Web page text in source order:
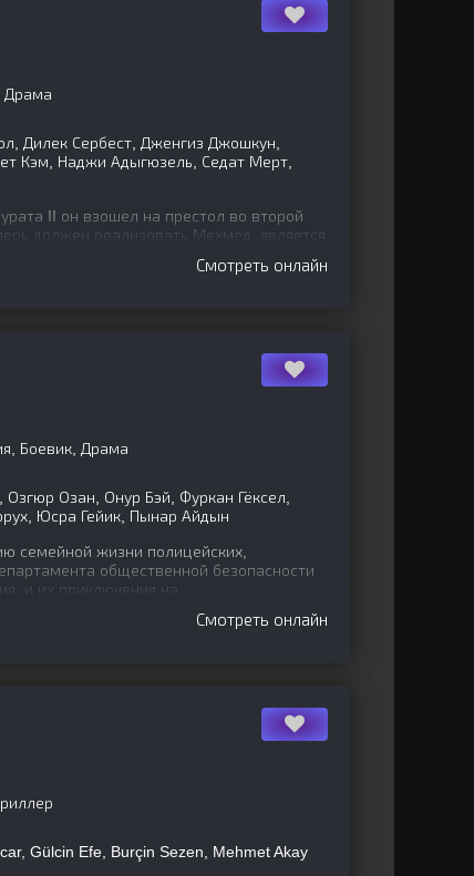
Драма
Дилек Сербест, Дженгиз Джошкун,
Кэм, Наджи Адыгюзель, Седат Мерт,
II он взошел на престол во второй
должен реализовать Мехмед, является
Смотреть онлайн
Боевик, Драма
Озан, Онур Бэй, Фуркан Гёксел,
Юсра Гейик, Пынар Айдын
семейной жизни полицейских,
общественной безопасности
и их приключения на
Смотреть онлайн
Gülcin Efe, Burçin Sezen, Mehmet Akay